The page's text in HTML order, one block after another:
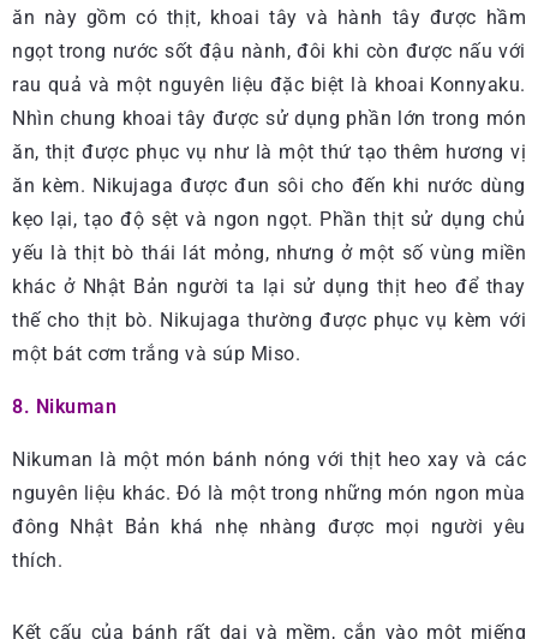
ăn này gồm có thịt, khoai tây và hành tây được hầm
ngọt trong nước sốt đậu nành, đôi khi còn được nấu với
rau quả và một nguyên liệu đặc biệt là khoai Konnyaku.
Nhìn chung khoai tây được sử dụng phần lớn trong món
ăn, thịt được phục vụ như là một thứ tạo thêm hương vị
ăn kèm. Nikujaga được đun sôi cho đến khi nước dùng
kẹo lại, tạo độ sệt và ngon ngọt. Phần thịt sử dụng chủ
yếu là thịt bò thái lát mỏng, nhưng ở một số vùng miền
khác ở Nhật Bản người ta lại sử dụng thịt heo để thay
thế cho thịt bò. Nikujaga thường được phục vụ kèm với
một bát cơm trắng và súp Miso.
8. Nikuman
Nikuman là một món bánh nóng với thịt heo xay và các
nguyên liệu khác. Đó là một trong những món ngon mùa
đông Nhật Bản khá nhẹ nhàng được mọi người yêu
thích.
Kết cấu của bánh rất dai và mềm, cắn vào một miếng